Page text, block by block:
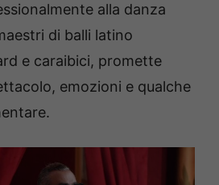
alla danza
di balli latino
e caraibici, promette
emozioni e qualche